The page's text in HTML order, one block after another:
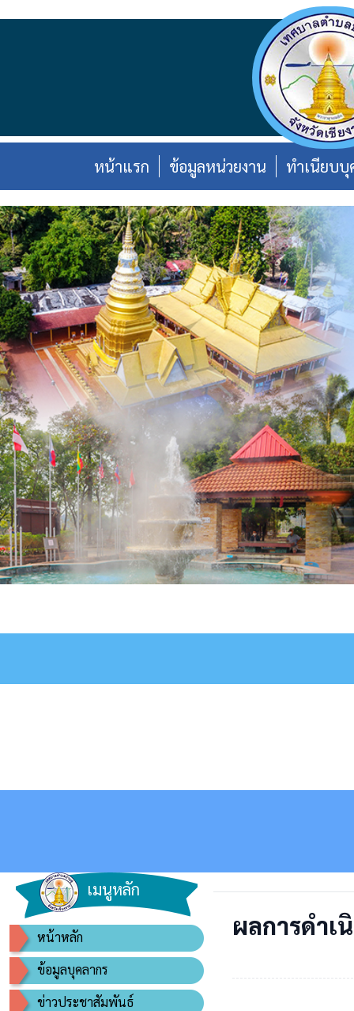
หน้าแรก ข้อมูลหน่วยงาน ทำเนียบบุ
เมนูหลัก
หน้าหลัก
ข้อมูลบุคลากร
ข่าวประชาสัมพันธ์
ผลการดำเ